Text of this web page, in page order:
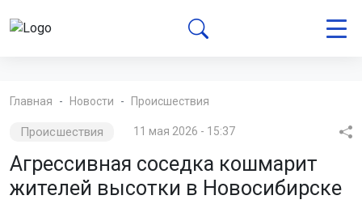
Главная Новости Происшествия
Происшествия 11 мая 2026 - 15:37
Агрессивная соседка кошмарит
жителей высотки в Новосибирске